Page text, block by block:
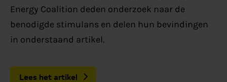
Energy Coalition deden onderzoek naar de
benodigde stimulans en delen hun bevindingen
in onderstaand artikel.
Lees het artikel